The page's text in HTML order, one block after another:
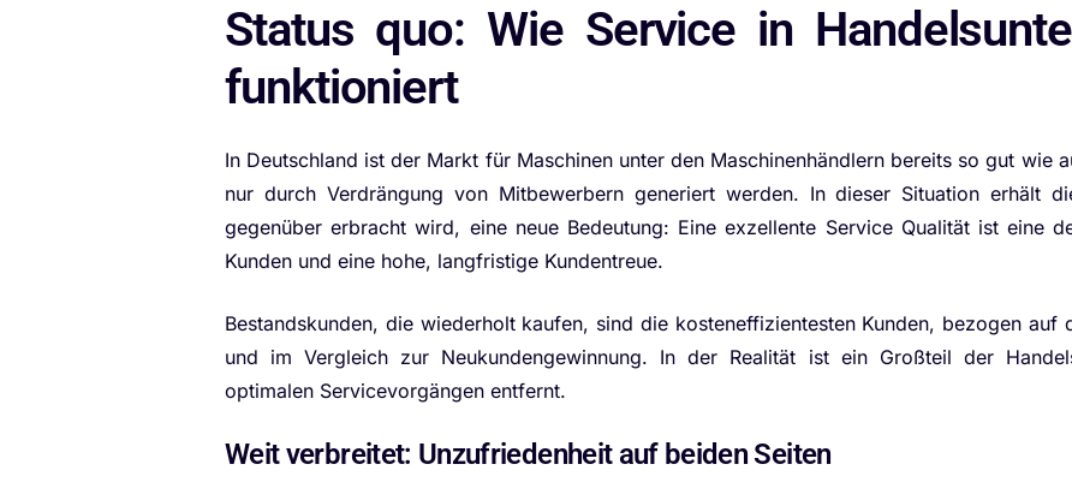
Status quo: Wie Service in
funktioniert
In Deutschland ist der Markt für Maschinen unter den Maschinenhändlern bereits so gut wie
nur durch Verdrängung von Mitbewerbern generiert werden. In dieser Situation erhält
gegenüber erbracht wird, eine neue Bedeutung: Eine exzellente Service Qualität ist eine
Kunden und eine hohe, langfristige Kundentreue.
Bestandskunden, die wiederholt kaufen, sind die kosteneffizientesten Kunden, bezogen auf
und im Vergleich zur Neukundengewinnung. In der Realität ist ein Großteil der
optimalen Servicevorgängen entfernt.
Weit verbreitet: Unzufriedenheit auf beiden Seiten